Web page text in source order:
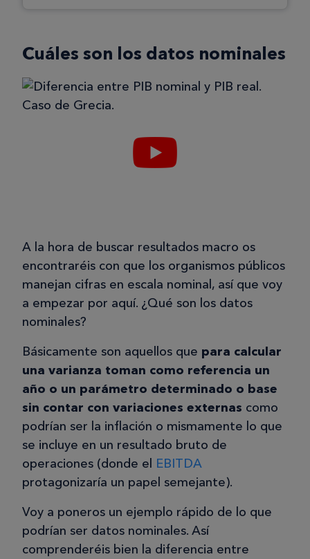
Cuáles son los datos nominales
A la hora de buscar resultados macro os
encontraréis con que los organismos públicos
manejan cifras en escala nominal, así que voy
a empezar por aquí. ¿Qué son los datos
nominales?
Básicamente son aquellos que para calcular
una varianza toman como referencia un
año o un parámetro determinado o base
sin contar con variaciones externas como
podrían ser la inflación o mismamente lo que
se incluye en un resultado bruto de
operaciones (donde el EBITDA
protagonizaría un papel semejante).
Voy a poneros un ejemplo rápido de lo que
podrían ser datos nominales. Así
comprenderéis bien la diferencia entre